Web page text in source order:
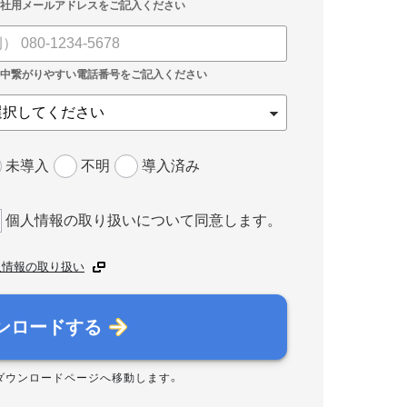
未導入 不明 導入済み
個人情報の取り扱いについて同意します。
報の取り扱い
ロードする
ウンロードページへ移動します。